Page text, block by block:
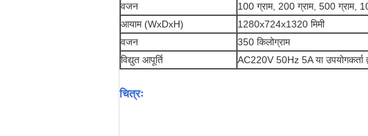
वजन
100 ग्राम, 200 ग्राम, 500 ग्राम,
आयाम (WxDxH)
1280x724x1320 मिमी
वजन
350 किलोग्राम
विद्युत आपूर्ति
AC220V 50Hz 5A या उपयोगकर्ता
चित्रः